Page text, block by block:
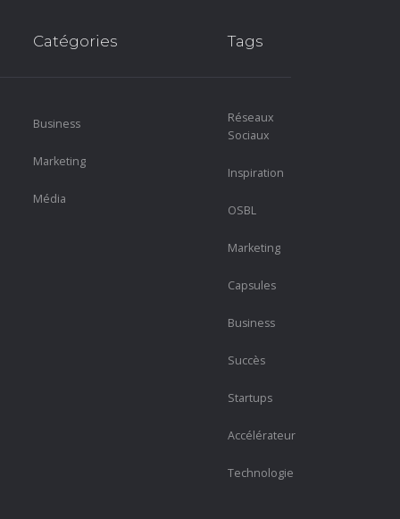
Catégories Tags
Business
Marketing
Média
Réseaux
Sociaux
Inspiration
OSBL
Marketing
Capsules
Business
Succès
Startups
Accélérateur
Technologie